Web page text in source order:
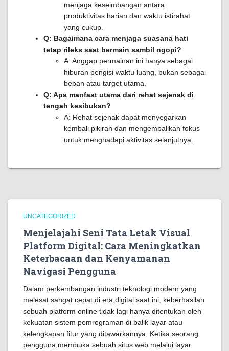
menjaga keseimbangan antara
produktivitas harian dan waktu istirahat
yang cukup.
Q: Bagaimana cara menjaga suasana hati
tetap rileks saat bermain sambil ngopi?
A: Anggap permainan ini hanya sebagai
hiburan pengisi waktu luang, bukan sebagai
beban atau target utama.
Q: Apa manfaat utama dari rehat sejenak di
tengah kesibukan?
A: Rehat sejenak dapat menyegarkan
kembali pikiran dan mengembalikan fokus
untuk menghadapi aktivitas selanjutnya.
UNCATEGORIZED
Menjelajahi Seni Tata Letak Visual
Platform Digital: Cara Meningkatkan
Keterbacaan dan Kenyamanan
Navigasi Pengguna
Dalam perkembangan industri teknologi modern yang
melesat sangat cepat di era digital saat ini, keberhasilan
sebuah platform online tidak lagi hanya ditentukan oleh
kekuatan sistem pemrograman di balik layar atau
kelengkapan fitur yang ditawarkannya. Ketika seorang
pengguna membuka sebuah situs web melalui layar